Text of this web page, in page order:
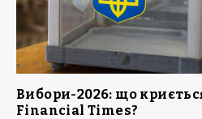
Вибори-2026: що
Financial Times?